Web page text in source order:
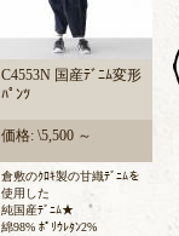
C4553N 国産ﾃﾞﾆﾑ変形
ﾊﾟﾝﾂ
価格: \5,500 ～
倉敷のｸﾛｷ製の甘織ﾃﾞﾆﾑを
使用した
純国産ﾃﾞﾆﾑ★
綿98% ﾎﾟﾘｳﾚﾀﾝ2%